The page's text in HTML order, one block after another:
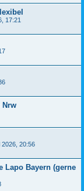
17:21
Nrw
2026, 20:56
Lapo Bayern (gerne